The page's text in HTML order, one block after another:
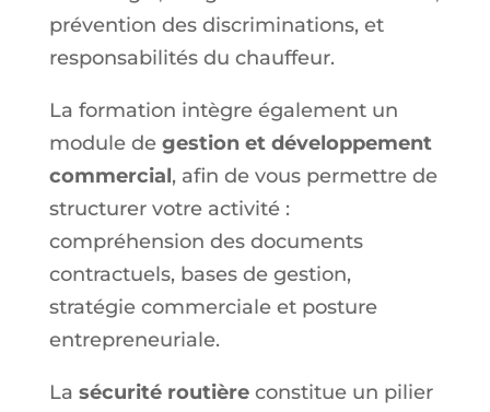
prévention des discriminations, et
responsabilités du chauffeur.
La formation intègre également un
module de gestion et développement
commercial, afin de vous permettre de
structurer votre activité :
compréhension des documents
contractuels, bases de gestion,
stratégie commerciale et posture
entrepreneuriale.
La sécurité routièreconstitue un pilier